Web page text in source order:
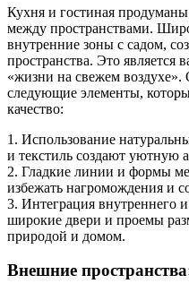
Кухня и гостиная
между пространствами.
внутренние зоны с садом,
пространства. Это
«жизни на свежем воздухе».
следующие элементы,
качество:
1. Использование
и текстиль создают уютную
2. Гладкие линии и формы
избежать нагромождения и
3. Интеграция внутреннего
широкие двери и проемы
природой и домом.
Внешние